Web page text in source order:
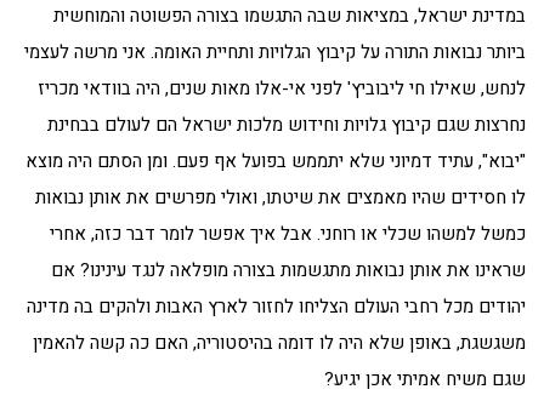
במדינת ישראל, במציאות שבה התגשמו בצורה הפשוטה והמוחשית
ביותר נבואות התורה על קיבוץ הגלויות ותחיית האומה. אני מרשה לעצמי
לנחש, שאילו חי ליבוביץ' לפני אי-אלו מאות שנים, היה בוודאי מכריז
נחרצות שגם קיבוץ גלויות וחידוש מלכות ישראל הם לעולם בבחינת
"יבוא", עתיד דמיוני שלא יתממש בפועל אף פעם. ומן הסתם היה מוצא
לו חסידים שהיו מאמצים את שיטתו, ואולי מפרשים את אותן נבואות
כמשל למשהו שכלי או רוחני. אבל איך אפשר לומר דבר כזה, אחרי
שראינו את אותן נבואות מתגשמות בצורה מופלאה לנגד עינינו? אם
יהודים מכל רחבי העולם הצליחו לחזור לארץ האבות ולהקים בה מדינה
משגשגת, באופן שלא היה לו דומה בהיסטוריה, האם כה קשה להאמין
שגם משיח אמיתי אכן יגיע?